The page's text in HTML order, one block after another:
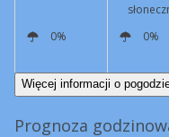
0%
0%
SE
13 km/h SE
9
Więcej informacji o
Prognoza